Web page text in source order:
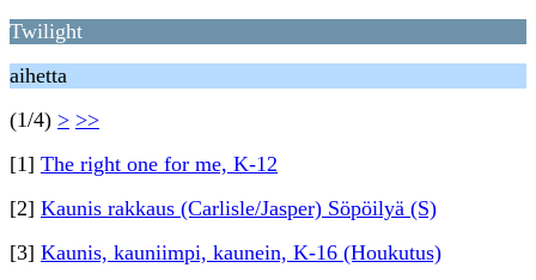
Twilight
aihetta
(1/4) > >>
[1] The right one for me, K-12
[2] Kaunis rakkaus (Carlisle/Jasper) Söpöilyä (S)
[3] Kaunis, kauniimpi, kaunein, K-16 (Houkutus)